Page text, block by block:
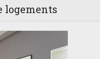
logements